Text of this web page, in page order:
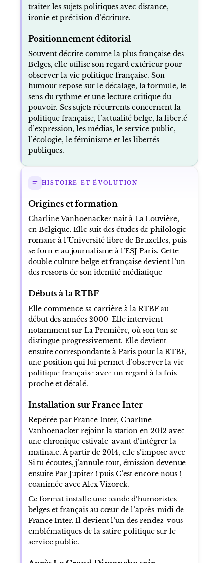
traiter les sujets politiques avec distance,
ironie et précision d’écriture.
Positionnement éditorial
Souvent décrite comme la plus française des
Belges, elle utilise son regard extérieur pour
observer la vie politique française. Son
humour repose sur le décalage, la formule, le
sens du rythme et une lecture critique du
pouvoir. Ses sujets récurrents concernent la
politique française, l’actualité belge, la liberté
d’expression, les médias, le service public,
l’écologie, le féminisme et les libertés
publiques.
HISTOIRE ET ÉVOLUTION
Origines et formation
Charline Vanhoenacker naît à La Louvière,
en Belgique. Elle suit des études de philologie
romane à l’Université libre de Bruxelles, puis
se forme au journalisme à l’ESJ Paris. Cette
double culture belge et française devient l’un
des ressorts de son identité médiatique.
Débuts à la RTBF
Elle commence sa carrière à la RTBF au
début des années 2000. Elle intervient
notamment sur La Première, où son ton se
distingue progressivement. Elle devient
ensuite correspondante à Paris pour la RTBF,
une position qui lui permet d’observer la vie
politique française avec un regard à la fois
proche et décalé.
Installation sur France Inter
Repérée par France Inter, Charline
Vanhoenacker rejoint la station en 2012 avec
une chronique estivale, avant d’intégrer la
matinale. À partir de 2014, elle s’impose avec
Si tu écoutes, j’annule tout, émission devenue
ensuite Par Jupiter ! puis C’est encore nous !,
coanimée avec Alex Vizorek.
Ce format installe une bande d’humoristes
belges et français au cœur de l’après-midi de
France Inter. Il devient l’un des rendez-vous
emblématiques de la satire politique sur le
service public.